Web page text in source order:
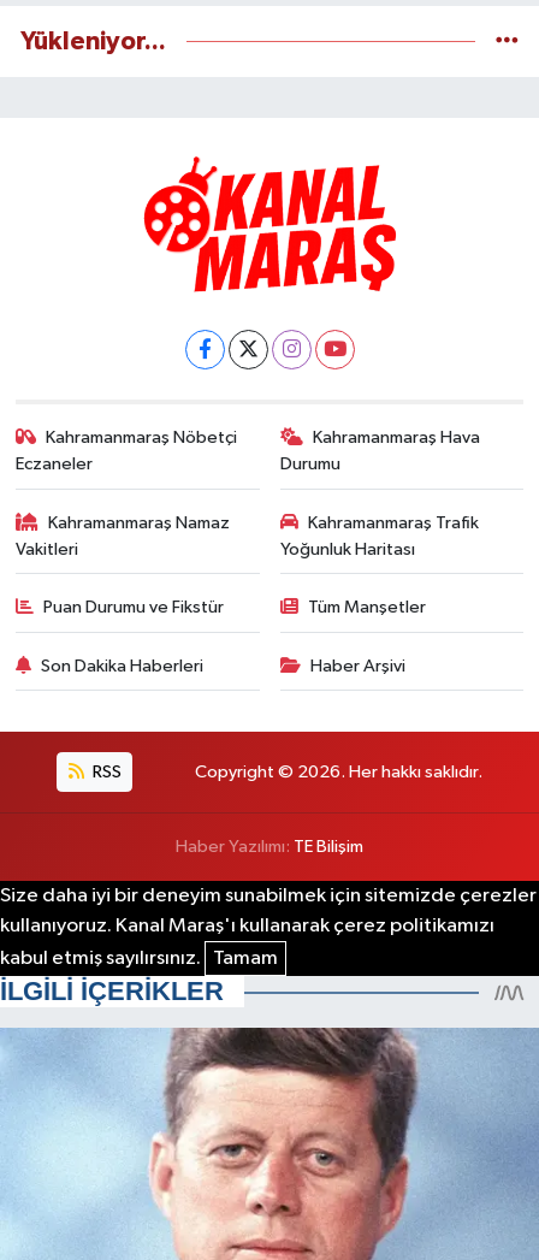
Yükleniyor...
Kahramanmaraş Nöbetçi
Eczaneler
Kahramanmaraş Hava
Durumu
Kahramanmaraş Namaz
Vakitleri
Kahramanmaraş Trafik
Yoğunluk Haritası
Puan Durumu ve Fikstür Tüm Manşetler
Son Dakika Haberleri Haber Arşivi
RSS Copyright © 2026. Her hakkı saklıdır.
Haber Yazılımı: TE Bilişim
Size daha iyi bir deneyim sunabilmek için sitemizde çerezler
kullanıyoruz. Kanal Maraş'ı kullanarak çerez politikamızı
kabul etmiş sayılırsınız.
Tamam